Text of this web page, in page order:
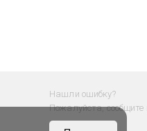
Нашли ошибку?
Пожалуйста,